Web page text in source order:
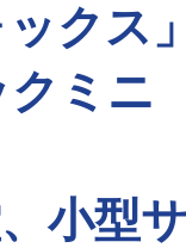
ックス
クミ
小型